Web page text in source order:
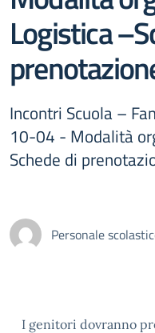
Logistica
Incontri Scuola –
10-04 - Modalità
Schede di
Personale
I genitori dovranno